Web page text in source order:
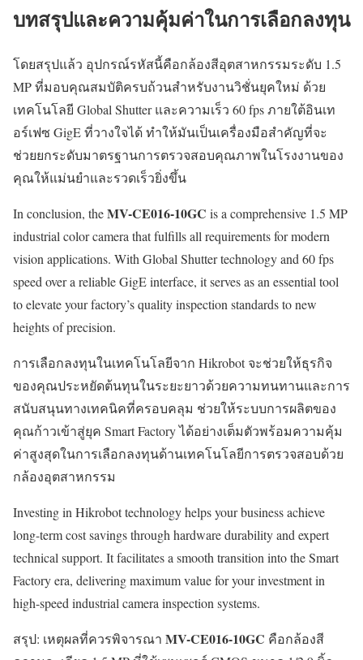
บทสรุปและความคุ้มค่าในการเลือกลงทุน
โดยสรุปแล้ว อุปกรณ์รหัสนี้คือกล้องสีอุตสาหกรรมระดับ 1.5
MP ที่มอบคุณสมบัติครบถ้วนสำหรับงานวิชั่นยุคใหม่ ด้วย
เทคโนโลยี Global Shutter และความเร็ว 60 fps ภายใต้อินเท
อร์เฟซ GigE ที่วางใจได้ ทำให้มันเป็นเครื่องมือสำคัญที่จะ
ช่วยยกระดับมาตรฐานการตรวจสอบคุณภาพในโรงงานของ
คุณให้แม่นยำและรวดเร็วยิ่งขึ้น
In conclusion, theMV-CE016-10GC is a comprehensive 1.5 MP
industrial color camera that fulfills all requirements for modern
vision applications. With Global Shutter technology and 60 fps
speed over a reliable GigE interface, it serves as an essential tool
to elevate your factory’s quality inspection standards to new
heights of precision.
การเลือกลงทุนในเทคโนโลยีจาก Hikrobot จะช่วยให้ธุรกิจ
ของคุณประหยัดต้นทุนในระยะยาวด้วยความทนทานและการ
สนับสนุนทางเทคนิคที่ครอบคลุม ช่วยให้ระบบการผลิตของ
คุณก้าวเข้าสู่ยุค Smart Factory ได้อย่างเต็มตัวพร้อมความคุ้ม
ค่าสูงสุดในการเลือกลงทุนด้านเทคโนโลยีการตรวจสอบด้วย
กล้องอุตสาหกรรม
Investing in Hikrobot technology helps your business achieve
long-term cost savings through hardware durability and expert
technical support. It facilitates a smooth transition into the Smart
Factory era, delivering maximum value for your investment in
high-speed industrial camera inspection systems.
สรุป: เหตุผลที่ควรพิจารณา MV-CE016-10GC คือกล้องสี